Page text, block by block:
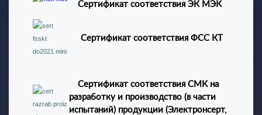
Сертификат соответствия ЭК МЭК
Сертификат соответствия ФСС КТ
Сертификат соответствия СМК на
разработку и производство (в части
испытаний) продукции (Электронсерт,